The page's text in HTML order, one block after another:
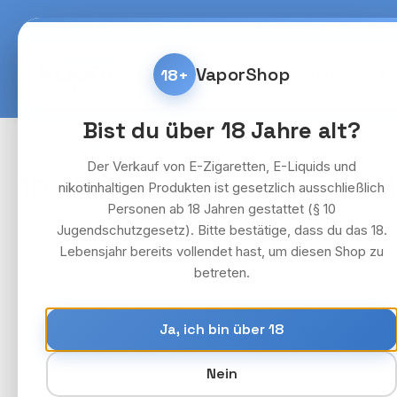
Hauptinhalt springen
Zur Suche springen
Zur Hauptnavigation springen Kostenlose Lieferung
Home E-Zigaretten &
10x Vozol Liquid -
Bildergalerie überspringen
18+ VaporShop
Bist du über 18 Jahre alt?
Der Verkauf von E-Zigaretten, E-Liquids und
nikotinhaltigen Produkten ist gesetzlich ausschließlich
Personen ab 18 Jahren gestattet (§ 10
Jugendschutzgesetz). Bitte bestätige, dass du das 18.
Lebensjahr bereits vollendet hast, um diesen Shop zu
betreten.
Ja, ich bin über 18
Nein